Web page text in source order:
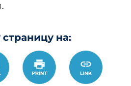
на:
Печать https://
Link